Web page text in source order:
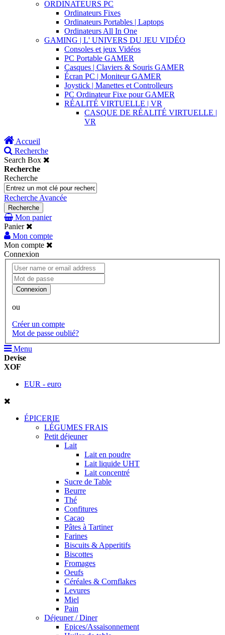
ORDINATEURS PC
Ordinateurs Fixes
Ordinateurs Portables | Laptops
Ordinateurs All In One
GAMING | L' UNIVERS DU JEU VIDÉO
Consoles et jeux Vidéos
PC Portable GAMER
Casques | Claviers & Souris GAMER
Écran PC | Moniteur GAMER
Joystick | Manettes et Controlleurs
PC Ordinateur Fixe pour GAMER
RÉALITÉ VIRTUELLE | VR
CASQUE DE RÉALITÉ VIRTUELLE |
VR
Accueil
Recherche
Search Box
Recherche
Recherche
Recherche Avancée
Recherche
Mon panier
Panier
Mon compte
Mon compte
Connexion
Connexion
ou
Créer un compte
Mot de passe oublié?
Menu
Devise
XOF
EUR - euro
ÉPICERIE
LÉGUMES FRAIS
Petit déjeuner
Lait
Lait en poudre
Lait liquide UHT
Lait concentré
Sucre de Table
Beurre
Thé
Confitures
Cacao
Pâtes à Tartiner
Farines
Biscuits & Apperitifs
Biscottes
Fromages
Oeufs
Céréales & Cornflakes
Levures
Miel
Pain
Déjeuner / Diner
Epices/Assaisonnement